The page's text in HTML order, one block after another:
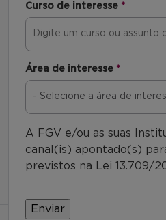
Curso de interesse *
Área de interesse *
A FGV e/ou as suas
canal(is) apontado(s)
previstos na Lei 13.709/